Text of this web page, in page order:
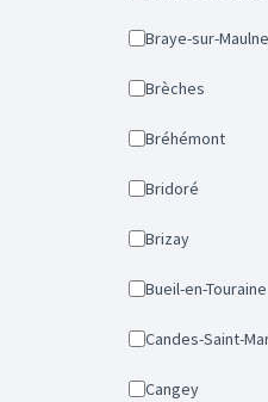
Braye-sur-Maulne
Brèches
Bréhémont
Bridoré
Brizay
Bueil-en-Touraine
Candes-Saint-
Cangey